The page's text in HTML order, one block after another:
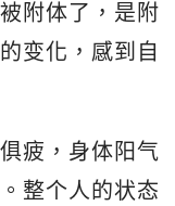
附体了，是附
变化，感到自
疲，身体阳气
整个人的状态